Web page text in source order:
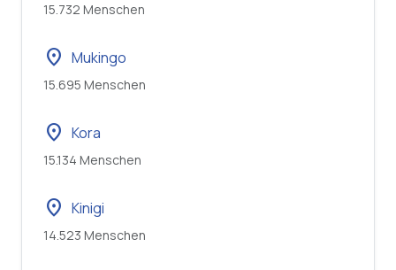
15.732 Menschen
location_on Mukingo
15.695 Menschen
location_on Kora
15.134 Menschen
location_on Kinigi
14.523 Menschen